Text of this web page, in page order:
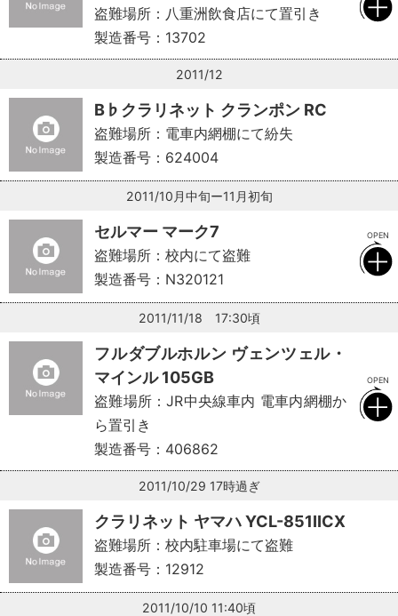
盗難場所：八重洲飲食店にて置引き
製造番号：13702
2011/12
B♭クラリネット クランポン RC
盗難場所：電車内網棚にて紛失
製造番号：624004
2011/10月中旬ー11月初旬
セルマー マーク7
盗難場所：校内にて盗難
製造番号：N320121
2011/11/18 17:30頃
フルダブルホルン ヴェンツェル・
マインル 105GB
盗難場所：JR中央線車内 電車内網棚か
ら置引き
製造番号：406862
2011/10/29 17時過ぎ
クラリネット ヤマハ YCL-851IICX
盗難場所：校内駐車場にて盗難
製造番号：12912
2011/10/10 11:40頃